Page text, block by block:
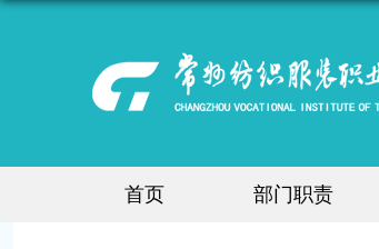
首页 部门职责